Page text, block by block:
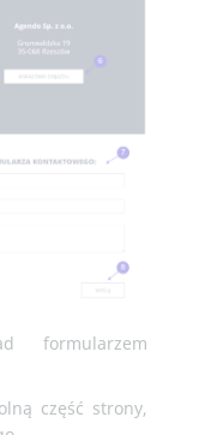
formularzem
część strony,